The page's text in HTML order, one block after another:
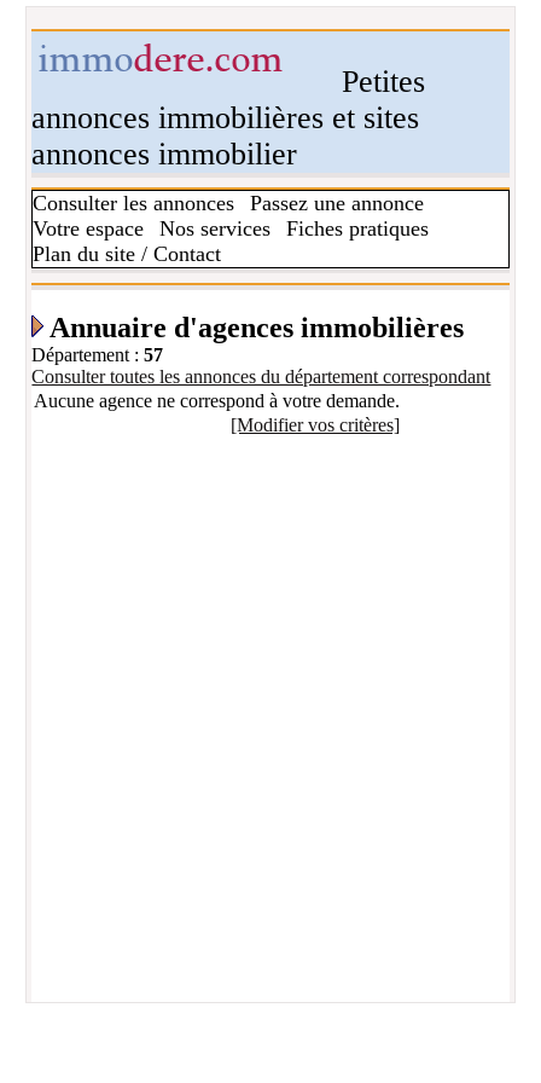
Petites
annonces immobilières et sites
annonces immobilier
Consulter les annonces
Passez une annonce
Votre espace
Nos services
Fiches pratiques
Plan du site / Contact
Annuaire d'agences immobilières
Département :57
Consulter toutes les annonces du département correspondant
Aucune agence ne correspond à votre demande.
[Modifier vos critères]